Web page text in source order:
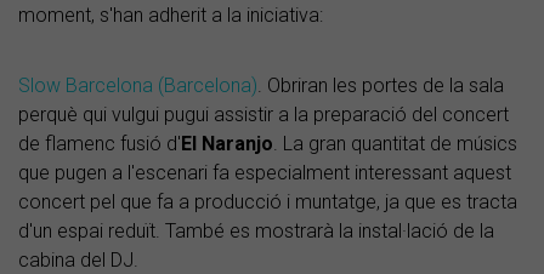
moment, s'han adherit a la iniciativa:
Slow Barcelona (Barcelona). Obriran les portes de la sala
perquè qui vulgui pugui assistir a la preparació del concert
de flamenc fusió d' El Naranjo. La gran quantitat de músics
que pugen a l'escenari fa especialment interessant aquest
concert pel que fa a producció i muntatge, ja que es tracta
d'un espai reduït. També es mostrarà la instal·lació de la
cabina del DJ.